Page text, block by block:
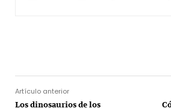
Artículo anterior
Los dinosaurios de los